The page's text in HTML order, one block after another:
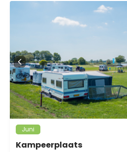
Juni
Kampeerplaats